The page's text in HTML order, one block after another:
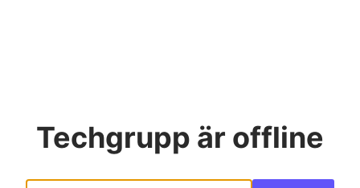
Techgrupp är offline